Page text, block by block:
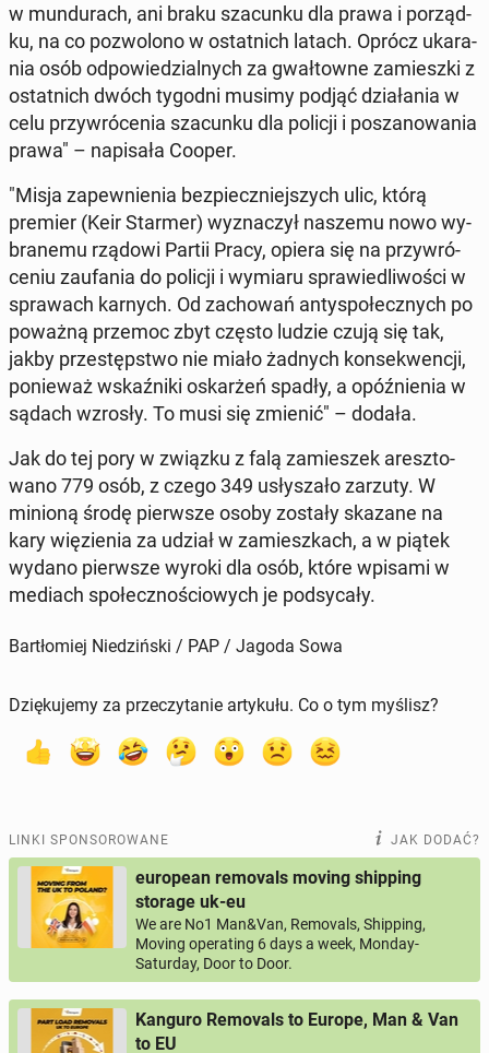
w mun­du­rach, ani braku sza­cun­ku dla prawa i po­rząd­
ku, na co po­zwo­lo­no w ostat­nich latach. Oprócz uka­ra­
nia osób od­po­wie­dzial­nych za gwał­tow­ne za­miesz­ki z
ostat­nich dwóch tygodni musimy podjąć dzia­ła­nia w
celu przy­wró­ce­nia sza­cun­ku dla policji i po­sza­no­wa­nia
prawa" – na­pi­sa­ła Cooper.
"Misja za­pew­nie­nia bez­piecz­niej­szych ulic, którą
premier (Keir Starmer) wy­zna­czył naszemu nowo wy­
bra­ne­mu rządowi Partii Pracy, opiera się na przy­wró­
ce­niu za­ufa­nia do policji i wymiaru spra­wie­dli­wo­ści w
spra­wach karnych. Od za­cho­wań an­ty­spo­łecz­nych po
poważną przemoc zbyt często ludzie czują się tak,
jakby prze­stęp­stwo nie miało żadnych kon­se­kwen­cji,
po­nie­waż wskaź­ni­ki oskar­żeń spadły, a opóź­nie­nia w
sądach wzrosły. To musi się zmienić" – dodała.
Jak do tej pory w związku z falą za­mie­szek aresz­to­
wa­no 779 osób, z czego 349 usły­sza­ło zarzuty. W
minioną środę pierw­sze osoby zostały skazane na
kary wię­zie­nia za udział w za­miesz­kach, a w piątek
wydano pierw­sze wyroki dla osób, które wpisami w
mediach spo­łecz­no­ścio­wych je pod­sy­ca­ły.
Bartłomiej Niedziński / PAP / Jagoda Sowa
Dziękujemy za przeczytanie artykułu. Co o tym myślisz?
LINKI SPONSOROWANE JAK DODAĆ?
european removals moving shipping
storage uk-eu
We are No1 Man&Van, Removals, Shipping,
Moving operating 6 days a week, Monday-
Saturday, Door to Door.
Kanguro Removals to Europe, Man & Van
to EU